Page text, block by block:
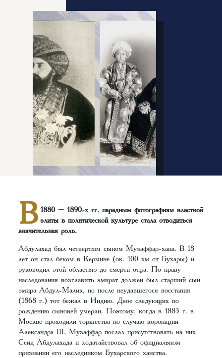
В 1880 – 1890-х гг. парадным фотографиям властной
элиты в политической культуре стала отводиться
значительная роль.
Абдулахад был четвертым сыном Музаффар-хана. В 18
лет он стал беком в Кермине (ок. 100 км от Бухары) и
руководил этой областью до смерти отца. По праву
наследования возглавить эмират должен был старший сын
эмира Абдул-Малик, но после неудавшегося восстания
(1868 г.) тот бежал в Индию. Двое следующих по
рождению сыновей умерли. Поэтому, когда в 1883 г. в
Москве проходили торжества по случаю коронации
Александра III, Музаффар послал присутствовать на них
Сеид Абдулахада и ходатайствовал об официальном
признании его наследником Бухарского ханства.